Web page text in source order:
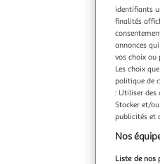
identifiants
finalités
annonces
vos choix ou
Les choix
politique de
: Utiliser des
Stocker et/
publicités et
Nos
Liste de nos